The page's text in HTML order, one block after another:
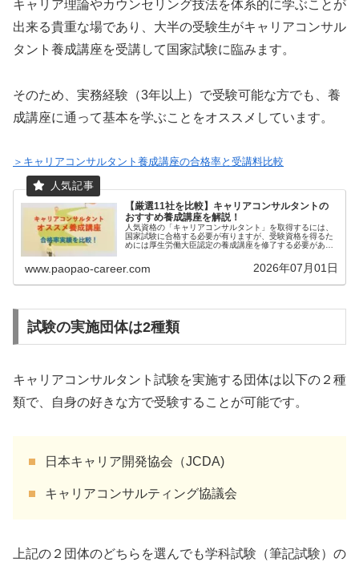
キャリア理論やカウンセリング技法を体系的に学ぶことが
出来る貴重な場であり、大半の受験生がキャリアコンサル
タント養成講座を受講して国家試験に臨みます。
そのため、実務経験（3年以上）で受験可能な方でも、養
成講座に通って基本を学ぶことをオススメしています。
＞キャリアコンサルタント養成講座の合格率と受講料比較
【厳選11社を比較】キャリアコンサルタントの
おすすめ養成講座を解説！
人気資格の「キャリアコンサルタント」を取得するには、
国家試験に合格する必要が有りますが、受験資格を得るた
めには厚生労働大臣認定の養成講座を修了する必要があり
事では、わたしが特におすすめする...
www.paopao-career.com 2026年07月01日
試験の実施団体は2種類
キャリアコンサルタント試験を実施する団体は以下の２種
類で、自身の好きな方で受験することが可能です。
日本キャリア開発協会（JCDA)
キャリアコンサルティング協議会
上記の２団体のどちらを選んでも学科試験（筆記試験）の